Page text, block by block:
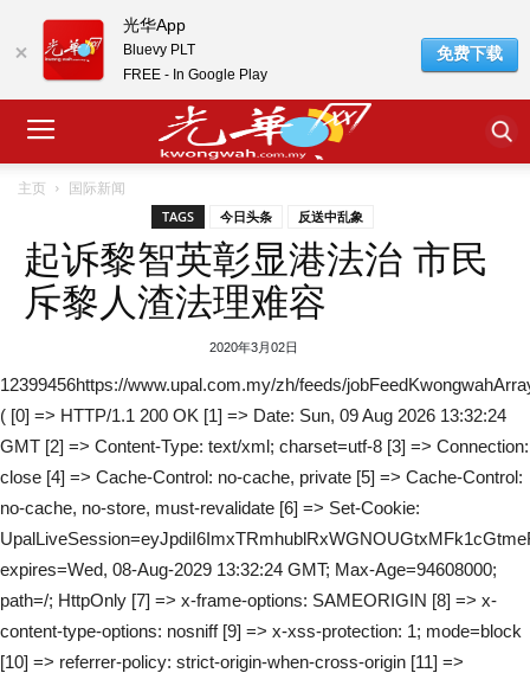
主页 国际新闻
TAGS 今日头条 反送中乱象
起诉黎智英彰显港法治 市民
斥黎人渣法理难容
2020年3月02日
12399456https://www.upal.com.my/zh/feeds/
( [0] => HTTP/1.1 200 OK [1] => Date: Sun, 09 Aug 2026 13:32:24
GMT [2] => Content-Type: text/xml; charset=utf-8 [3] => Connection:
close [4] => Cache-Control: no-cache, private [5] => Cache-Control:
no-cache, no-store, must-revalidate [6] => Set-Cookie:
expires=Wed, 08-Aug-2029 13:32:24 GMT; Max-Age=94608000;
path=/; HttpOnly [7] => x-frame-options: SAMEORIGIN [8] => x-
content-type-options: nosniff [9] => x-xss-protection: 1; mode=block
[10] => referrer-policy: strict-origin-when-cross-origin [11] =>
光华App
Bluevy PLT
FREE - In Google Play
免费下载